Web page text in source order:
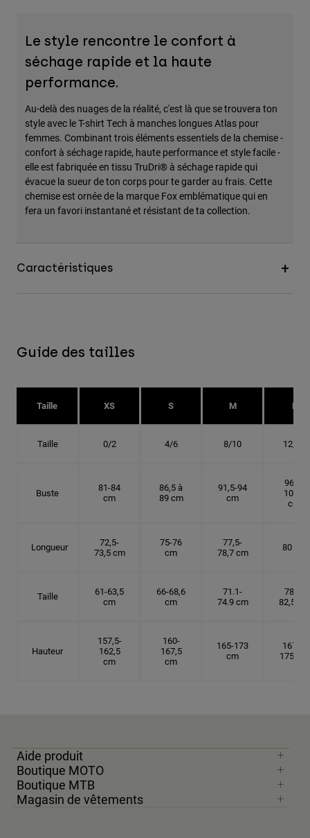
Le style rencontre le confort à
séchage rapide et la haute
performance.
Au-delà des nuages de la réalité, c'est là que se trouvera ton
style avec le T-shirt Tech à manches longues Atlas pour
femmes. Combinant trois éléments essentiels de la chemise -
confort à séchage rapide, haute performance et style facile -
elle est fabriquée en tissu TruDri® à séchage rapide qui
évacue la sueur de ton corps pour te garder au frais. Cette
chemise est ornée de la marque Fox emblématique qui en
fera un favori instantané et résistant de ta collection.
Caractéristiques
Guide des tailles
Taille XS S M L
Taille 0/2 4/6 8/10 12/14
Buste
81-84
cm
86,5 à
89 cm
91,5-94
cm
96,5-
101,5
cm
Longueur
72,5-
73,5 cm
75-76
cm
77,5-
78,7 cm
80 cm
Taille
61-63,5
cm
66-68,6
cm
71.1-
74.9 cm
78,7-
82,5 cm
Hauteur
157,5-
162,5
cm
160-
167,5
cm
165-173
cm
167,5-
175 cm
Aide produit
Boutique MOTO
Boutique MTB
Magasin de vêtements